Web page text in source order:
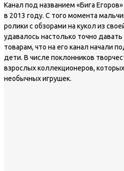
Канал под названием «Бига
в 2013 году. С того момента
ролики с обзорами на кукол из
удавалось настолько точно
товарам, что на его канал начали
дети. В числе поклонников
взрослых коллекционеров,
необычных игрушек.